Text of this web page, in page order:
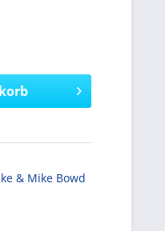
& Mike Bowd